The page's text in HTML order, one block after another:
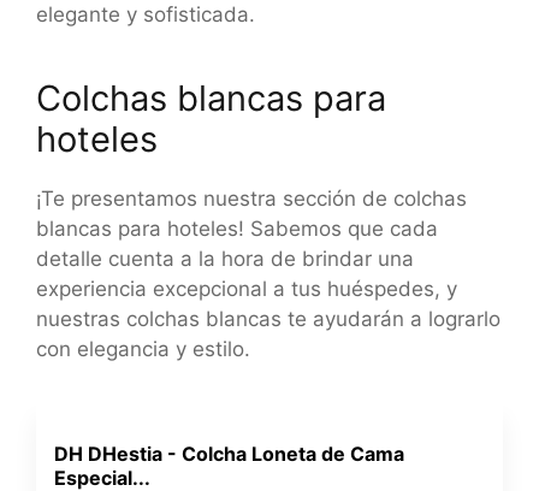
elegante y sofisticada.
Colchas blancas para
hoteles
¡Te presentamos nuestra sección de colchas
blancas para hoteles! Sabemos que cada
detalle cuenta a la hora de brindar una
experiencia excepcional a tus huéspedes, y
nuestras colchas blancas te ayudarán a lograrlo
con elegancia y estilo.
DH DHestia - Colcha Loneta de Cama
Especial...